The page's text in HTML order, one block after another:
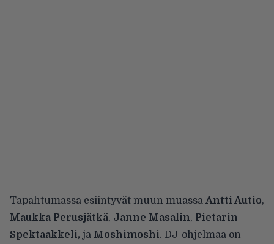
Tapahtumassa esiintyvät muun muassa Antti Autio,
Maukka Perusjätkä, Janne Masalin, Pietarin
Spektaakkeli, ja Moshimoshi. DJ-ohjelmaa on